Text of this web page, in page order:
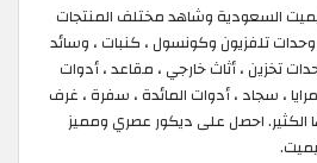
السعودية وشاهد مختلف المنتجات
تلفزيون وكونسول ، كنبات ، وسائد
تخزين ، أثاث خارجي ، مقاعد ، أدوات
، سجاد ، أدوات المائدة ، سفرة ، غرف
الكثير. احصل على ديكور عصري ومميز